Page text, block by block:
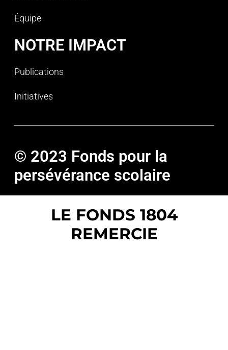
Équipe
NOTRE IMPACT
Publications
Initiatives
© 2023 Fonds pour la
persévérance scolaire
LE FONDS 1804
REMERCIE